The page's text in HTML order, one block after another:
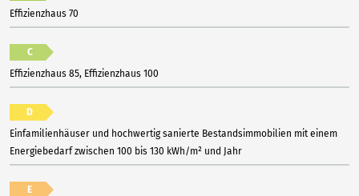
Effizienzhaus 70
C
Effizienzhaus 85, Effizienzhaus 100
D
Einfamilienhäuser und hochwertig sanierte Bestandsimmobilien mit einem
Energiebedarf zwischen 100 bis 130 kWh/m² und Jahr
E